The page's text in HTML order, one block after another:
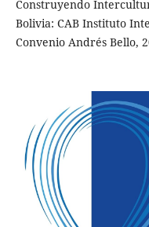
Construyendo
Bolivia: CAB Instituto
Convenio Andrés Bello,